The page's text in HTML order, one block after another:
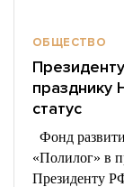
ОБЩЕСТВО
празднику
статус
Фонд
«Полилог» в
Президенту